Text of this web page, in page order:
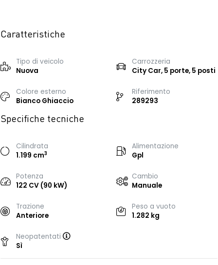
Caratteristiche
Tipo di veicolo
Nuova
Carrozzeria
City Car, 5 porte, 5 posti
Colore esterno
Bianco Ghiaccio
Riferimento
289293
Specifiche tecniche
Cilindrata
1.199 cm3
Alimentazione
Gpl
Potenza
122 CV (90 kW)
Cambio
Manuale
Trazione
Anteriore
Peso a vuoto
1.282 kg
Neopatentati
Sì